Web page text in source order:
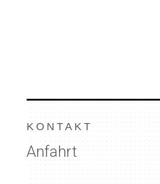
KONTAKT
Anfahrt